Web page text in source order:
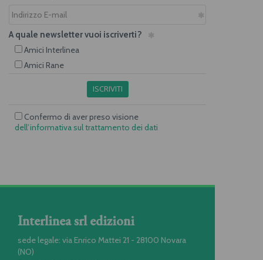
A quale newsletter vuoi iscriverti?
Amici Interlinea
Amici Rane
ISCRIVITI
Confermo di aver preso visione
dell’informativa sul trattamento dei dati
Interlinea srl edizioni
sede legale: via Enrico Mattei 21 - 28100 Novara
(NO)